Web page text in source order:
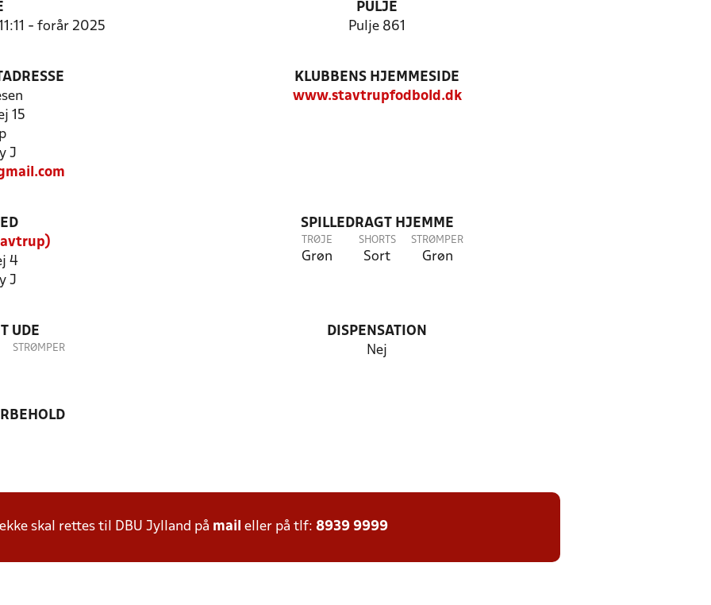
- forår 2025
PULJE
Pulje 861
15
J
KLUBBENS HJEMMESIDE
www.stavtrupfodbold.dk
4
J
SPILLEDRAGT HJEMME
TRØJE
Grøn
SHORTS
Sort
STRØMPER
Grøn
UDE
STRØMPER
DISPENSATION
Nej
skal rettes til DBU Jylland på mail eller på tlf: 8939 9999